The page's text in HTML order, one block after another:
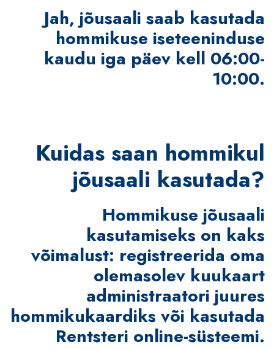
Jah, jõusaali saab kasutada
hommikuse iseteeninduse
kaudu iga päev kell 06:00-
10:00.
Kuidas saan hommikul
jõusaali kasutada?
Hommikuse jõusaali
kasutamiseks on kaks
võimalust: registreerida oma
olemasolev kuukaart
administraatori juures
hommikukaardiks või kasutada
Rentsteri online-süsteemi.